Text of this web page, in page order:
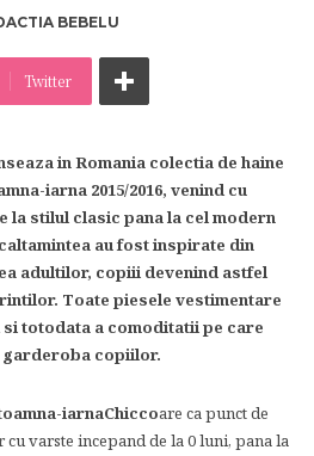
BEBELU
Twitter
in Romania colectia de haine
iarna 2015/2016, venind cu
la stilul clasic pana la cel modern
au fost inspirate din
adultilor, copiii devenind astfel
Toate piesele vestimentare
totodata a comoditatii pe care
copiilor.
iarnaChiccoare ca punct de
varste incepand de la 0 luni, pana la